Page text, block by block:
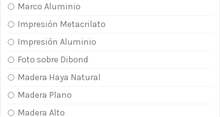
Marco Aluminio
Impresión Metacrilato
Impresión Aluminio
Foto sobre Dibond
Madera Haya Natural
Madera Plano
Madera Alto